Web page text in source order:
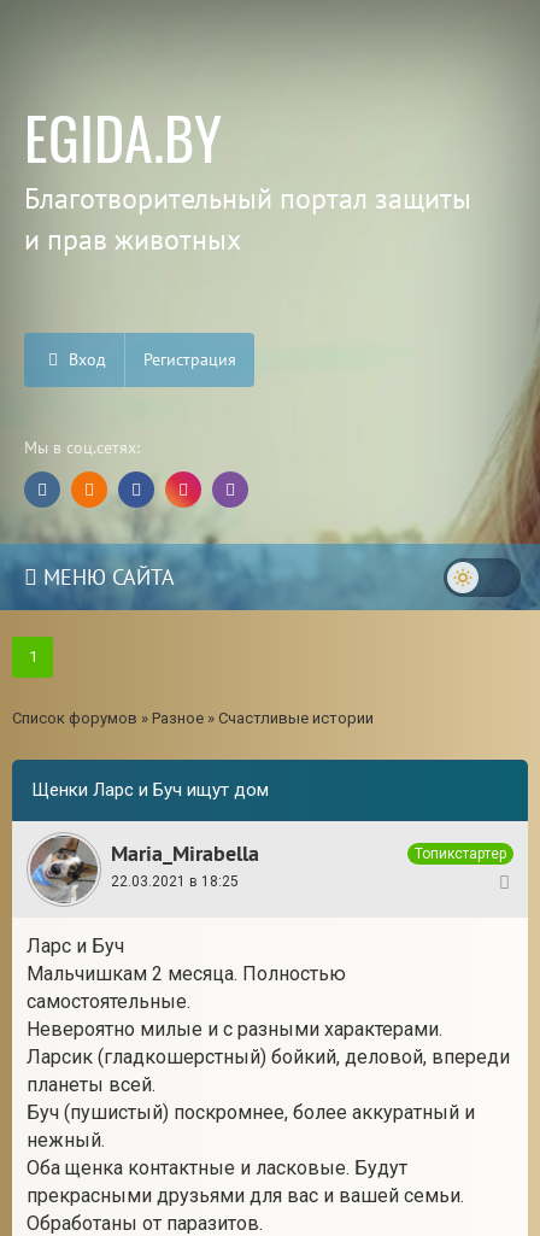
EGIDA.BY
Благотворительный портал защиты
и прав животных
Вход Регистрация
Мы в соц.сетях:
МЕНЮ САЙТА
1
Список форумов » Разное » Счастливые истории
Щенки Ларс и Буч ищут дом
Maria_Mirabella
Топикстартер
22.03.2021 в 18:25
Ларс и Буч
Мальчишкам 2 месяца. Полностью
самостоятельные.
Невероятно милые и с разными характерами.
Ларсик (гладкошерстный) бойкий, деловой, впереди
планеты всей.
Буч (пушистый) поскромнее, более аккуратный и
нежный.
Оба щенка контактные и ласковые. Будут
прекрасными друзьями для вас и вашей семьи.
Обработаны от паразитов.